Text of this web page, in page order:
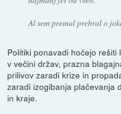
Al sem premal prebral o
Politiki ponavadi hočejo
v večini držav, prazna
prilivov zaradi krize in
zaradi izogibanja plačevanja
in kraje.